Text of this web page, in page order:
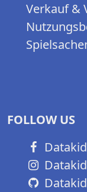
Verkauf &
FOLLOW US